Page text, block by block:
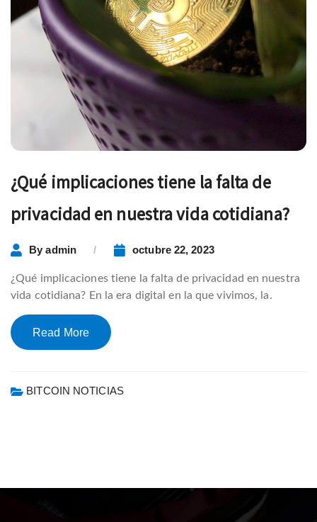
¿Qué implicaciones tiene la falta de
privacidad en nuestra vida cotidiana?
Byadmin octubre 22, 2023
¿Qué implicaciones tiene la falta de privacidad en nuestra
vida cotidiana? En la era digital en la que vivimos, la.
Read More
BITCOIN NOTICIAS